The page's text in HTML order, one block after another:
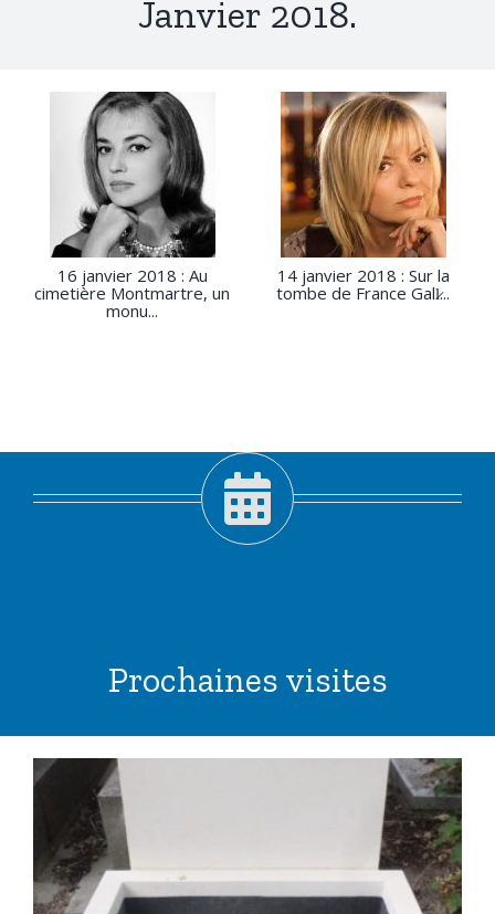
Janvier 2018.
16 janvier 2018 : Au
cimetière Montmartre, un
monu...
14 janvier 2018 : Sur la
tombe de France Gall̷...
Prochaines visites